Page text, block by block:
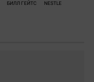
БИЛЛ ГЕЙТС NESTLE